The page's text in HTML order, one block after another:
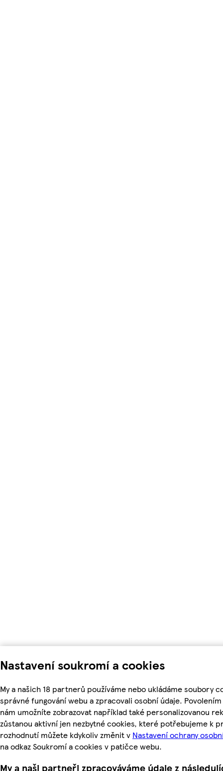
Nastavení soukromí a cookies
My a našich 18 partnerů používáme nebo ukládáme soubory
správné fungování webu a zpracovali osobní údaje.
nám umožníte zobrazovat například také personalizovanou
zůstanou aktivní jen nezbytné cookies, které potřebujeme k
rozhodnutí můžete kdykoliv změnit v Nastavení ochrany
na odkaz Soukromí a cookies v patičce webu.
My a naši partneři zpracováváme údaje z